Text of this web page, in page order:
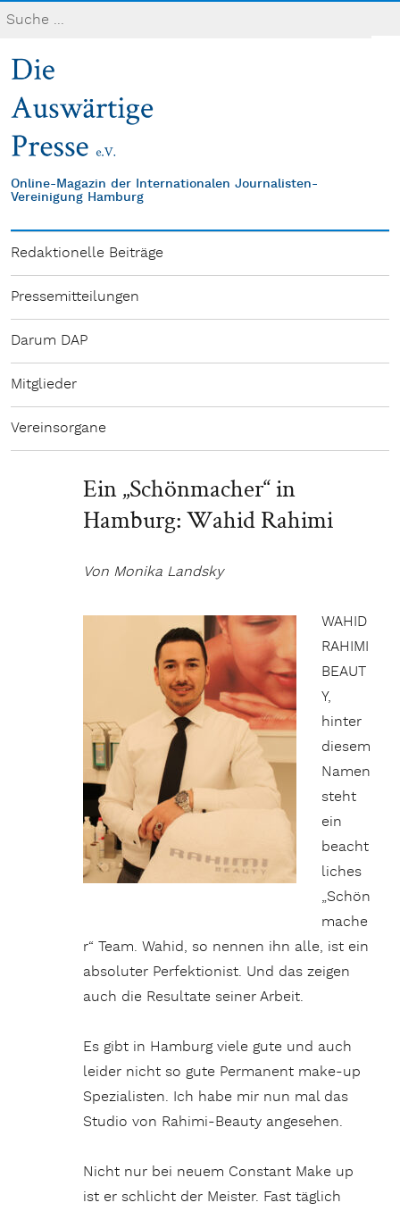
Online-Magazin der Internationalen Journalisten-
Vereinigung Hamburg
Redaktionelle Beiträge
Pressemitteilungen
Darum DAP
Mitglieder
Vereinsorgane
Ein „Schönmacher“ in
Hamburg: Wahid Rahimi
Von Monika Landsky
WAHID
RAHIMI
BEAUT
Y,
hinter
diesem
Namen
steht
ein
beacht
liches
„Schön
mache
r“ Team. Wahid, so nennen ihn alle, ist ein
absoluter Perfektionist. Und das zeigen
auch die Resultate seiner Arbeit.
Es gibt in Hamburg viele gute und auch
leider nicht so gute Permanent make-up
Spezialisten. Ich habe mir nun mal das
Studio von Rahimi-Beauty angesehen.
Nicht nur bei neuem Constant Make up
ist er schlicht der Meister. Fast täglich